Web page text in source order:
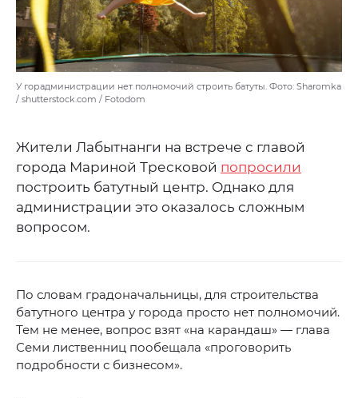
У горадминистрации нет полномочий строить батуты. Фото: Sharomka
/ shutterstock.com / Fotodom
Жители Лабытнанги на встрече с главой
города Мариной Тресковой попросили
построить батутный центр. Однако для
администрации это оказалось сложным
вопросом.
По словам градоначальницы, для строительства
батутного центра у города просто нет полномочий.
Тем не менее, вопрос взят «на карандаш» — глава
Семи лиственниц пообещала «проговорить
подробности с бизнесом».